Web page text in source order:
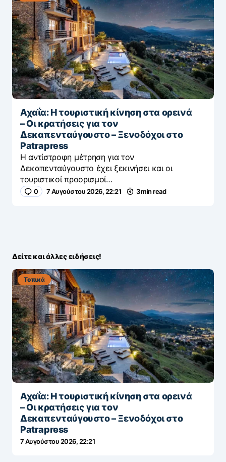
Αχαΐα: Η τουριστική κίνηση στα ορεινά
– Οι κρατήσεις για τον
Δεκαπενταύγουστο – Ξενοδόχοι στο
Patrapress
Η αντίστροφη μέτρηση για τον
Δεκαπενταύγουστο έχει ξεκινήσει και οι
τουριστικοί προορισμοί…
0 7 Αυγούστου 2026, 22:21 3 min read
Δείτε και άλλες ειδήσεις!
Τοπικά
Αχαΐα: Η τουριστική κίνηση στα ορεινά
– Οι κρατήσεις για τον
Δεκαπενταύγουστο – Ξενοδόχοι στο
Patrapress
7 Αυγούστου 2026, 22:21